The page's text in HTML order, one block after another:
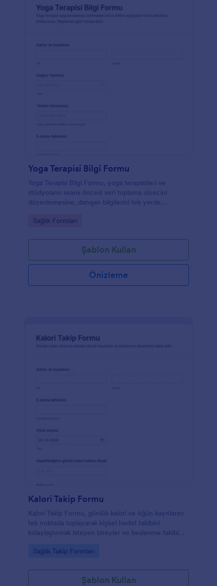
Yoga Terapisi Bilgi Formu
Yoga Terapisi Bilgi Formu, yoga terapistleri ve
stüdyoların seans öncesi veri toplama sürecini
düzenlemesine, danışan bilgilerini tek yerde
kolayca yönetmesine yardımcı olur.
Go to Category:
Sağlık Formları
Şablon Kullan
Önizleme
Kalori Takip Formu
Kalori Takip Formu, günlük kalori ve öğün kayıtlarını
tek noktada toplayarak kişisel hedef takibini
kolaylaştırmak isteyen bireyler ve beslenme takibi
Go to Category:
Sağlık Takip Formları
Şablon Kullan